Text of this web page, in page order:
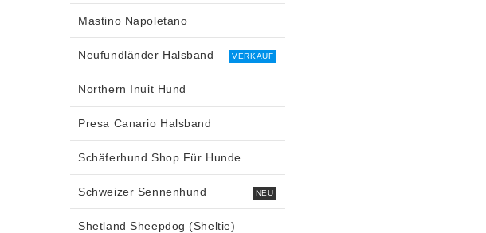
Mastino Napoletano
Neufundländer Halsband VERKAUF
Northern Inuit Hund
Presa Canario Halsband
Schäferhund Shop Für Hunde
Schweizer Sennenhund NEU
Shetland Sheepdog (Sheltie)